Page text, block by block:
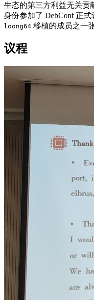
生态的第三方利益无关贡
身份参加了 DebConf 正
loong64 移植的成员之一
议程